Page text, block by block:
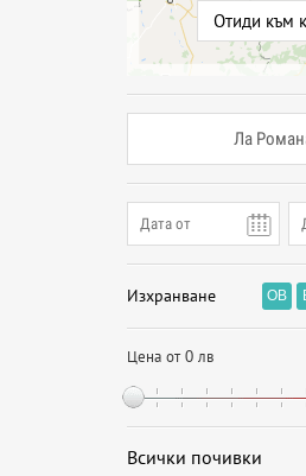
Отиди към
Ла
Изхранване OB
Цена от 0 лв
Всички почивки